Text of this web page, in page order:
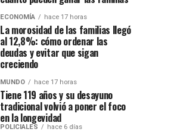
ECONOMÍA hace 17 horas
La morosidad de las familias llegó
al 12,8%: cómo ordenar las
deudas y evitar que sigan
creciendo
MUNDO hace 17 horas
Tiene 119 años y su desayuno
tradicional volvió a poner el foco
en la longevidad
POLICIALES hace 6 días